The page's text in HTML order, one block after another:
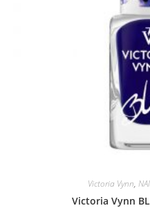
Victoria Vynn,
Victoria Vynn